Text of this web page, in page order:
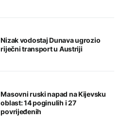
Nizak vodostaj Dunava ugrozio
riječni transport u Austriji
Masovni ruski napad na Kijevsku
oblast: 14 poginulih i 27
povrijeđenih